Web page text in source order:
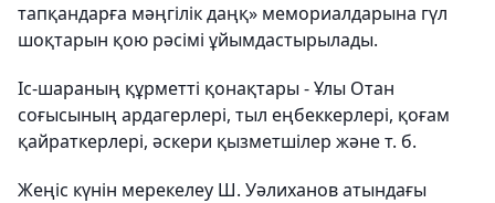
тапқандарға мәңгілік даңқ» мемориалдарына гүл
шоқтарын қою рәсімі ұйымдастырылады.
Іс-шараның құрметті қонақтары - Ұлы Отан
соғысының ардагерлері, тыл еңбеккерлері, қоғам
қайраткерлері, әскери қызметшілер және т. б.
Жеңіс күнін мерекелеу Ш. Уәлиханов атындағы